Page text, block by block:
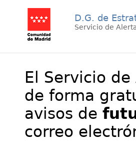
D.G. de
Servicio de
El Servicio
de forma
avisos de
correo